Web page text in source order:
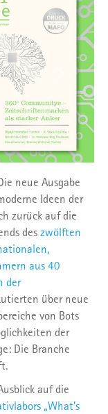
neue Ausgabe
Ideen der
zurück auf die
des zwölften
aus 40
der
über neue
von Bots
der
Die Branche
auf die
„What’s